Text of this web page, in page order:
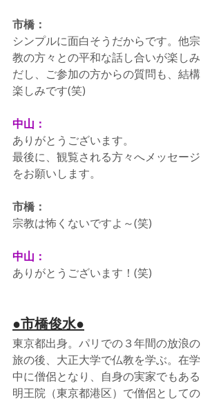
市橋：
シンプルに面白そうだからです。他宗
教の方々との平和な話し合いが楽しみ
だし、ご参加の方からの質問も、結構
楽しみです(笑)
中山：
ありがとうございます。
最後に、観覧される方々へメッセージ
をお願いします。
市橋：
宗教は怖くないですよ～(笑)
中山：
ありがとうございます！(笑)
●市橋俊水●
東京都出身。パリでの３年間の放浪の
旅の後、大正大学で仏教を学ぶ。在学
中に僧侶となり、自身の実家でもある
明王院（東京都港区）で僧侶としての